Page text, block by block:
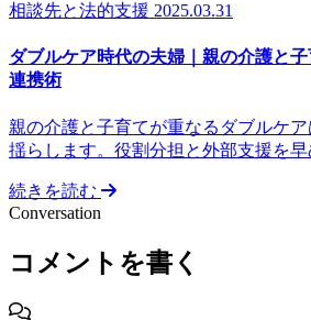
相談先と法的支援 2025.03.31
ダブルケア時代の夫婦｜親の介護と
連携術
親の介護と子育てが重なるダブルケア
揺らします。役割分担と外部支援を早
続きを読む
Conversation
コメントを書く